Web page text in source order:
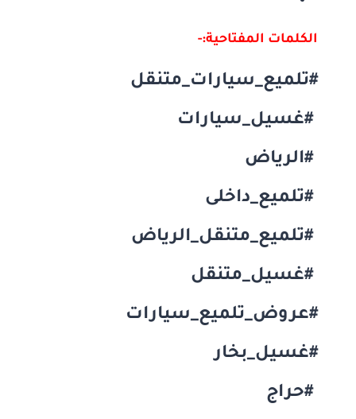
الكلمات المفتاحية:-
#تلميع_سيارات_متنقل
#غسيل_سيارات
#الرياض
#تلميع_داخلى
#تلميع_متنقل_الرياض
#غسيل_متنقل
#عروض_تلميع_سيارات
#غسيل_بخار
#حراج